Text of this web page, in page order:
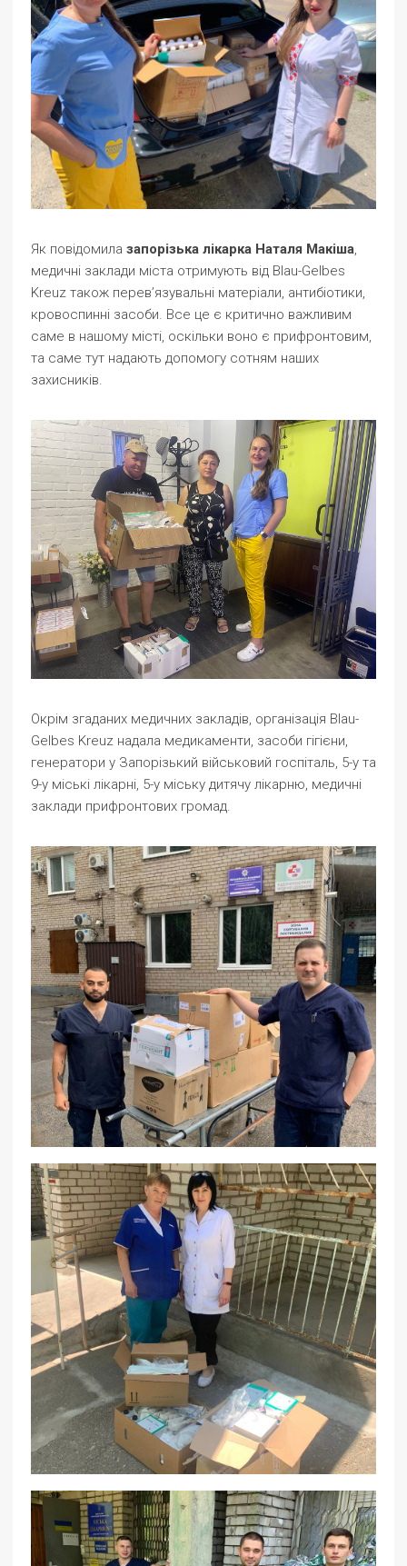
Як повідомила запорізька лікарка Наталя Макіша,
медичні заклади міста отримують від Blau-Gelbes
Kreuz також перев’язувальні матеріали, антибіотики,
кровоспинні засоби. Все це є критично важливим
саме в нашому місті, оскільки воно є прифронтовим,
та саме тут надають допомогу сотням наших
захисників.
Окрім згаданих медичних закладів, організація Blau-
Gelbes Kreuz надала медикаменти, засоби гігієни,
генератори у Запорізький військовий госпіталь, 5-у та
9-у міські лікарні, 5-у міську дитячу лікарню, медичні
заклади прифронтових громад.